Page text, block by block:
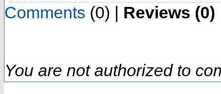
Comments (0) | Reviews (0)
You are not authorized to